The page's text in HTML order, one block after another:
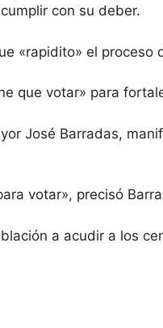
con su deber.
«rapidito» el proceso
que votar» para
José Barradas,
votar», precisó
a acudir a los